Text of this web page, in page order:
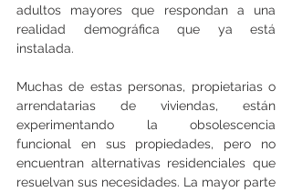
adultos mayores que respondan a una
realidad demográfica que ya está
instalada.
Muchas de estas personas, propietarias o
arrendatarias de viviendas, están
experimentando la obsolescencia
funcional en sus propiedades, pero no
encuentran alternativas residenciales que
resuelvan sus necesidades. La mayor parte